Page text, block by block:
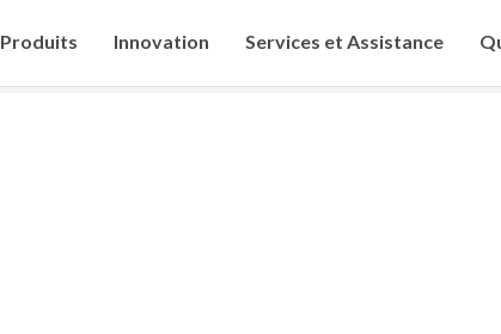
Produits Innovation Services et Assistance